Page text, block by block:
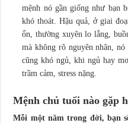
mệnh nó gần giống như bạn
khó thoát. Hậu quả, ở giai
ổn, thường xuyên lo lắng,
mà không rõ nguyên nhân,
cũng khó ngủ, khi ngủ hay
trầm cảm, stress nặng.
Mệnh chủ tuổi nào gặp
Mỗi một năm trong đời, bạn